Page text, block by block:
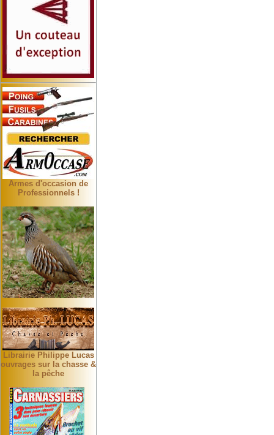
Armes d'occasion de
Professionnels !
Librairie Philippe Lucas
ouvrages sur la chasse &
la pêche